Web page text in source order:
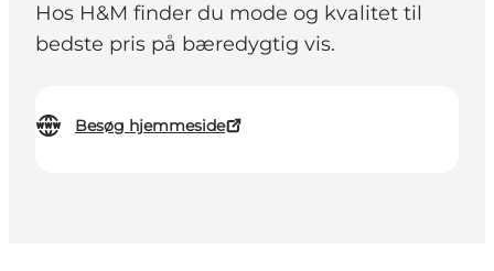
Hos H&M finder du mode og kvalitet til
bedste pris på bæredygtig vis.
Besøg hjemmeside